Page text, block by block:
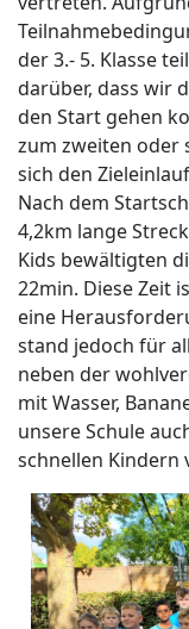
der 3.- 5. Klasse
darüber, dass wir
den Start gehen
zum zweiten oder
sich den
Nach dem
4,2km lange
Kids bewältigten
22min. Diese Zeit
eine
stand jedoch für
neben der
mit Wasser,
unsere Schule
schnellen Kindern